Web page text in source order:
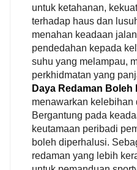
untuk ketahanan,
terhadap haus dan
menahan keadaan
pendedahan kepada
suhu yang melampau,
perkhidmatan yang
Daya Redaman Boleh
menawarkan kelebihan
Bergantung pada
keutamaan peribadi
boleh diperhalusi.
redaman yang lebih